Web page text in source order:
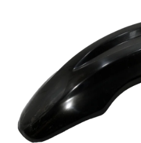
hviezdičiek.